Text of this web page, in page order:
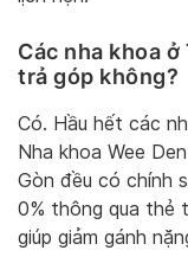
Các nha khoa
trả góp không?
Có. Hầu hết các
Nha khoa Wee
Gòn đều có chính
0% thông qua thẻ
giúp giảm gánh